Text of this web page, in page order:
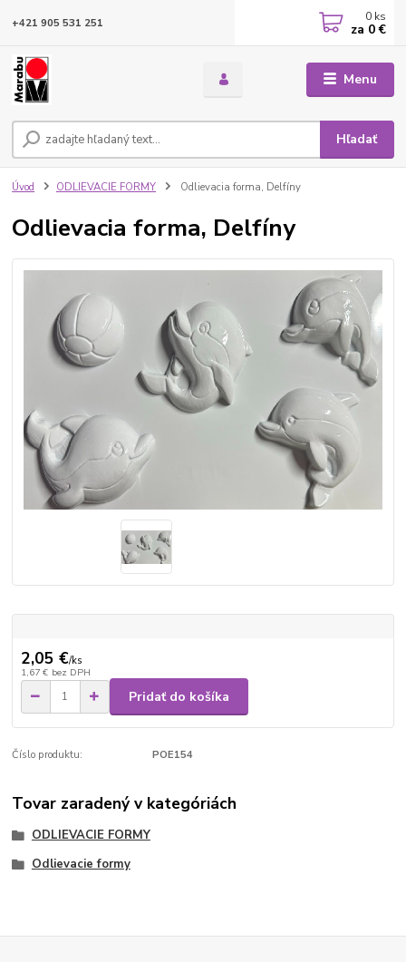
Menu
Hľadať
+421 905 531 251 0 ks
za 0 €
Úvod ODLIEVACIE FORMY Odlievacia forma, Delfíny
Odlievacia forma, Delfíny
2,05 €/ks
1,67 € bez DPH
Pridať do košíka
Číslo produktu: POE154
Tovar zaradený v kategóriách
ODLIEVACIE FORMY
Odlievacie formy